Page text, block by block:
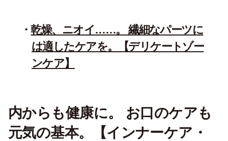
乾燥、ニオイ……。 繊細なパーツに
は適したケアを。【デリケートゾー
ンケア】
内からも健康に。 お口のケアも
元気の基本。【インナーケア・